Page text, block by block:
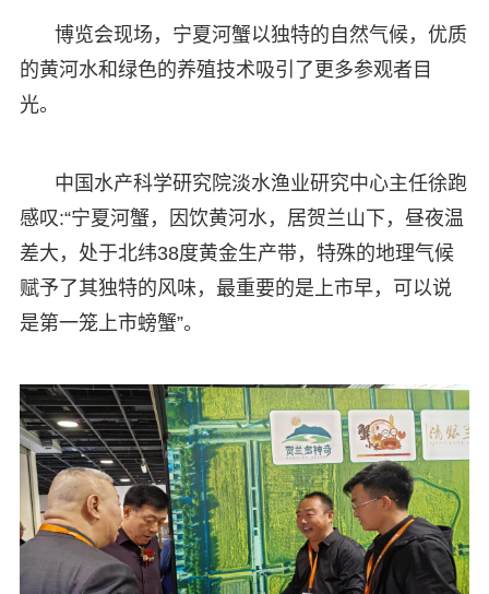
博览会现场，宁夏河蟹以独特的自然气候，优质
的黄河水和绿色的养殖技术吸引了更多参观者目
光。
中国水产科学研究院淡水渔业研究中心主任徐跑
感叹:“宁夏河蟹，因饮黄河水，居贺兰山下，昼夜温
差大，处于北纬38度黄金生产带，特殊的地理气候
赋予了其独特的风味，最重要的是上市早，可以说
是第一笼上市螃蟹”。